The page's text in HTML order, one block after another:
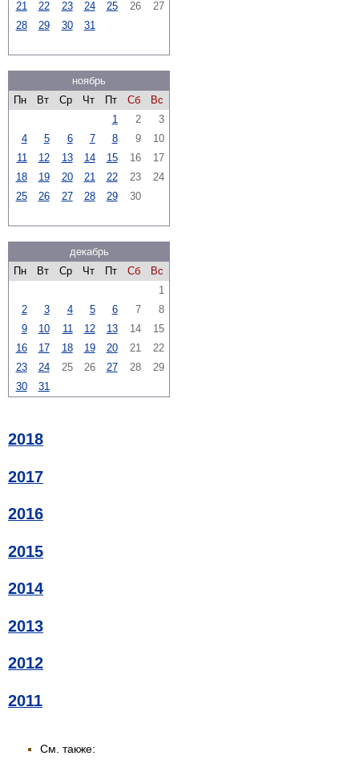
21 22 23 24 25 26
27
28
29 30 31
ноябрь
Пн
Вт Ср Чт Пт Сб
Вс
1
2
3
4
5 6 7 8 9
10
11
12 13 14 15 16
17
18
19 20 21 22 23
24
25
26 27 28 29 30
декабрь
Пн
Вт Ср Чт Пт Сб
Вс
1
2
3 4 5 6 7
8
9
10 11 12 13 14
15
16
17 18 19 20 21
22
23
24 25 26 27 28
29
30
31
2018
2017
2016
2015
2014
2013
2012
2011
См. также: